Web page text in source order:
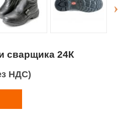
сварщика 24К
НДС)